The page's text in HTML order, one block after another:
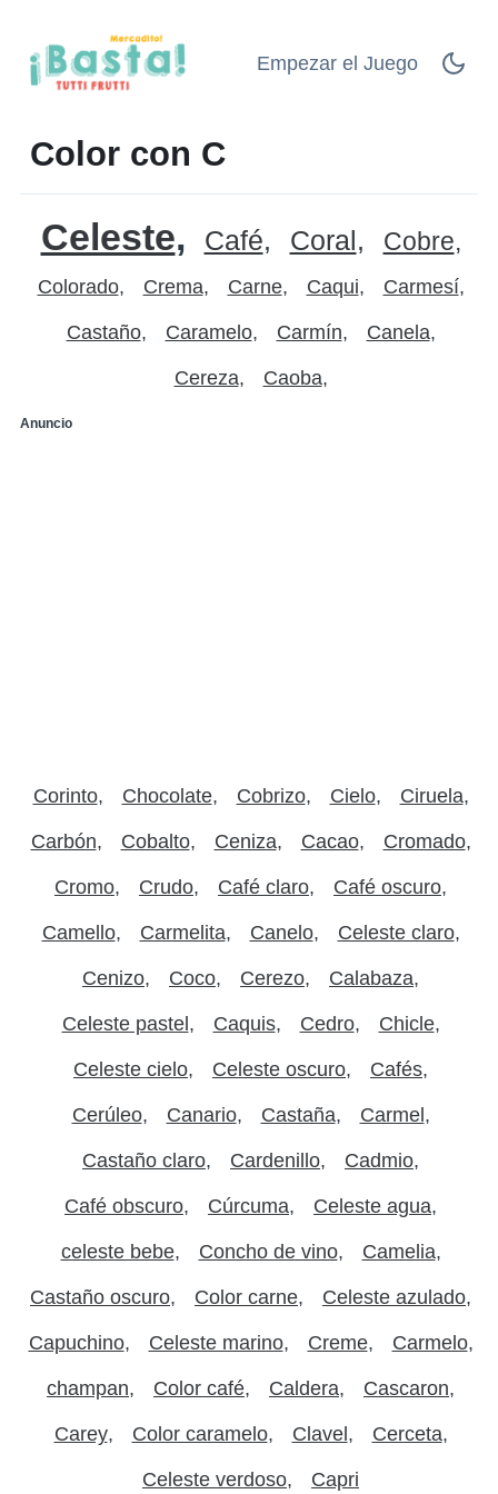
Empezar el Juego
Color con C
Celeste Café Coral Cobre
Colorado Crema Carne Caqui Carmesí
Castaño Caramelo Carmín Canela
Cereza Caoba
Anuncio
Corinto Chocolate Cobrizo Cielo Ciruela
Carbón Cobalto Ceniza Cacao Cromado
Cromo Crudo Café claro Café oscuro
Camello Carmelita Canelo Celeste claro
Cenizo Coco Cerezo Calabaza
Celeste pastel Caquis Cedro Chicle
Celeste cielo Celeste oscuro Cafés
Cerúleo Canario Castaña Carmel
Castaño claro Cardenillo Cadmio
Café obscuro Cúrcuma Celeste agua
celeste bebe Concho de vino Camelia
Castaño oscuro Color carne Celeste azulado
Capuchino Celeste marino Creme Carmelo
champan Color café Caldera Cascaron
Carey Color caramelo Clavel Cerceta
Celeste verdoso Capri